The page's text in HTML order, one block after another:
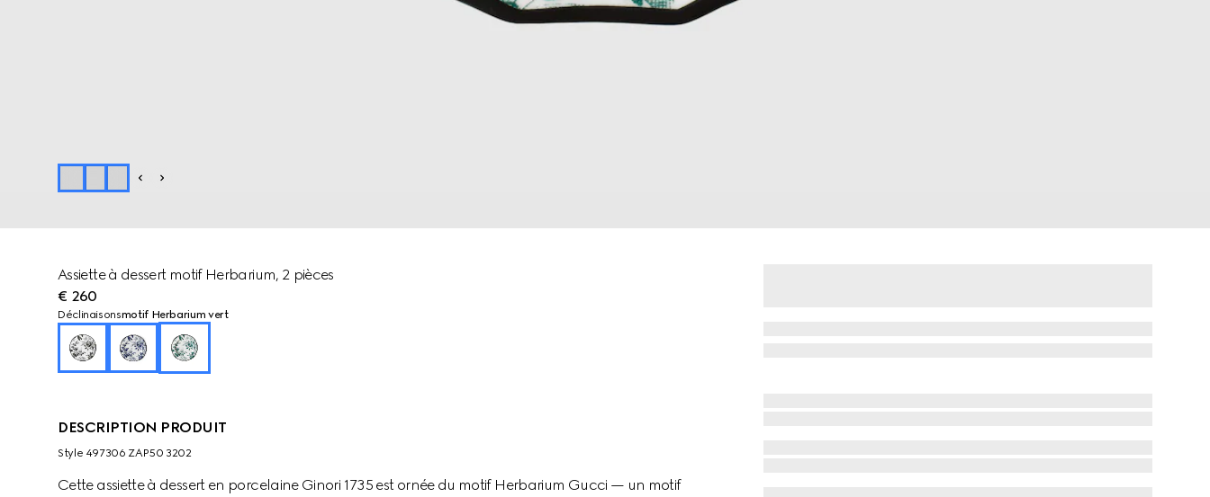
Assiette à dessert motif Herbarium, 2 pièces
€ 260
Déclinaisonsmotif Herbarium vert
DESCRIPTION PRODUIT
Style ‎497306 ZAP50 3202
Cette assiette à dessert en porcelaine Ginori 1735 est ornée du motif Herbarium Gucci — un motif